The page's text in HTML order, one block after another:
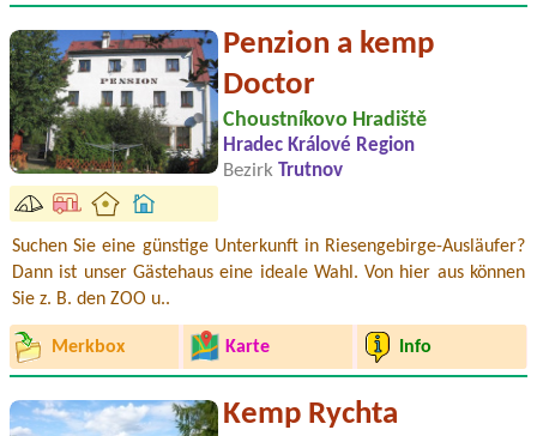
Penzion a kemp
Doctor
Choustníkovo Hradiště
Hradec Králové Region
Bezirk Trutnov
Suchen Sie eine günstige Unterkunft in Riesengebirge-Ausläufer?
Dann ist unser Gästehaus eine ideale Wahl. Von hier aus können
Sie z. B. den ZOO u..
Merkbox Karte Info
Kemp Rychta